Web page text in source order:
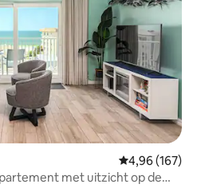
Gemiddelde
4,96 (167)
met uitzicht op de